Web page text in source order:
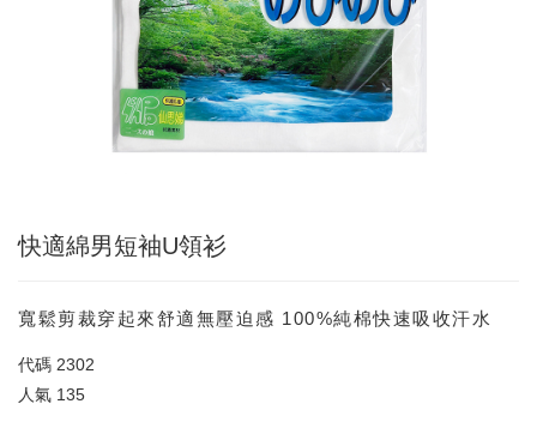
快適綿男短袖U領衫
寬鬆剪裁穿起來舒適無壓迫感 100%純棉快速吸收汗水
代碼 2302
人氣 135